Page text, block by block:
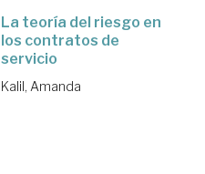
La teoría del riesgo en
los contratos de
servicio
Kalil, Amanda